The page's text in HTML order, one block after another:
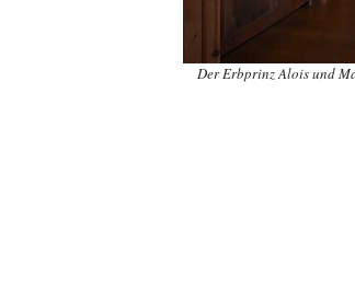
Der Erbprinz Alois und